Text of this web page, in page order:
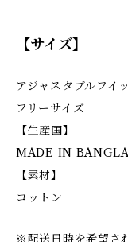
【サイズ】
アジャスタブルフイ
フリーサイズ
【生産国】
MADE IN
【素材】
コットン
※配送日時を希望さ